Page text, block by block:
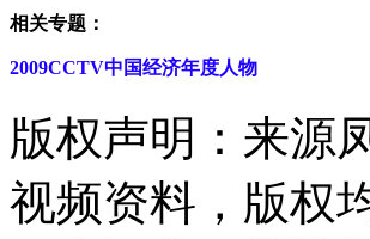
相关专题：
2009CCTV中国经济年度人物
版权声明：来源
视频资料，版权